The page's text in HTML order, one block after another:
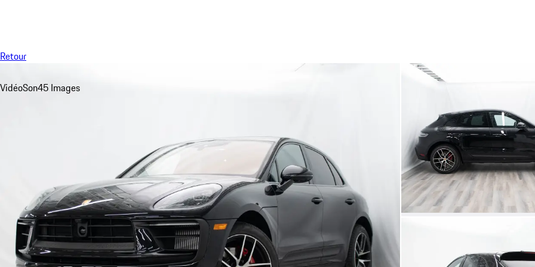
Retour
VidéoSon45 Images